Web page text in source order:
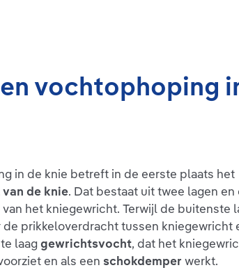
vochtophoping
in de knie betreft in de eerste plaats het
de knie. Dat bestaat uit twee lagen
het kniegewricht. Terwijl de buitenste
de prikkeloverdracht tussen kniegewricht
laaggewrichtsvocht, dat het
en als een schokdemper werkt.